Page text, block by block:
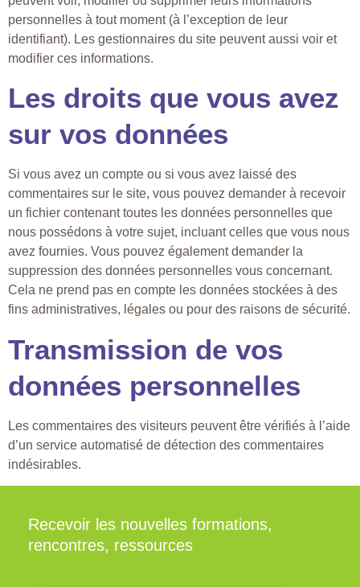
personnelles à tout moment (à l’exception de leur
identifiant). Les gestionnaires du site peuvent aussi voir et
modifier ces informations.
Les droits que vous avez
sur vos données
Si vous avez un compte ou si vous avez laissé des
commentaires sur le site, vous pouvez demander à recevoir
un fichier contenant toutes les données personnelles que
nous possédons à votre sujet, incluant celles que vous nous
avez fournies. Vous pouvez également demander la
suppression des données personnelles vous concernant.
Cela ne prend pas en compte les données stockées à des
fins administratives, légales ou pour des raisons de sécurité.
Transmission de vos
données personnelles
Les commentaires des visiteurs peuvent être vérifiés à l’aide
d’un service automatisé de détection des commentaires
indésirables.
Recevoir les nouvelles formations,
rencontres, ressources